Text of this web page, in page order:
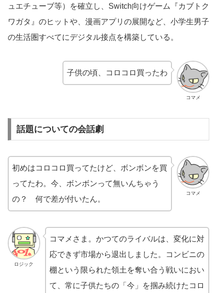
ュエチューブ等）を確立し、Switch向けゲーム『カブトク
ワガタ』のヒットや、漫画アプリの展開など、小学生男子
の生活圏すべてにデジタル接点を構築している。
コマメ
子供の頃、コロコロ買ったわ
話題についての会話劇
コマメ
初めはコロコロ買ってたけど、ボンボンを買
ってたわ。今、ボンボンって無いんちゃう
の？ 何で差が付いたん。
ロジック
コマメさま。かつてのライバルは、変化に対
応できず市場から退出しました。コンビニの
棚という限られた領土を奪い合う戦いにおい
て、常に子供たちの「今」を掴み続けたコロ